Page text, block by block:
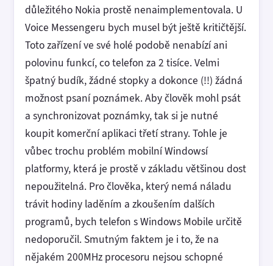
důležitého Nokia prostě nenaimplementovala. U
Voice Messengeru bych musel být ještě kritičtější.
Toto zařízení ve své holé podobě nenabízí ani
polovinu funkcí, co telefon za 2 tisíce. Velmi
špatný budík, žádné stopky a dokonce (!!) žádná
možnost psaní poznámek. Aby člověk mohl psát
a synchronizovat poznámky, tak si je nutné
koupit komerční aplikaci třetí strany. Tohle je
vůbec trochu problém mobilní Windowsí
platformy, která je prostě v základu většinou dost
nepoužitelná. Pro člověka, který nemá náladu
trávit hodiny laděním a zkoušením dalších
programů, bych telefon s Windows Mobile určitě
nedoporučil. Smutným faktem je i to, že na
nějakém 200MHz procesoru nejsou schopné